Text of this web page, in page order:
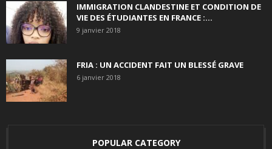
IMMIGRATION CLANDESTINE ET CONDITION DE
VIE DES ÉTUDIANTES EN FRANCE :...
9 janvier 2018
FRIA : UN ACCIDENT FAIT UN BLESSÉ GRAVE
6 janvier 2018
POPULAR CATEGORY